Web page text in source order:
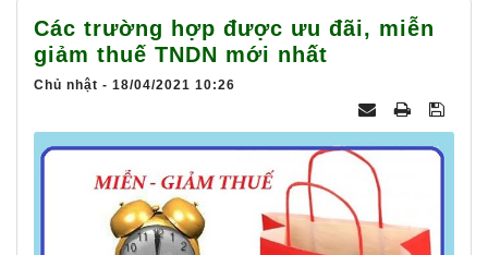
Các trường hợp được ưu đãi, miễn
giảm thuế TNDN mới nhất
Chủ nhật - 18/04/2021 10:26